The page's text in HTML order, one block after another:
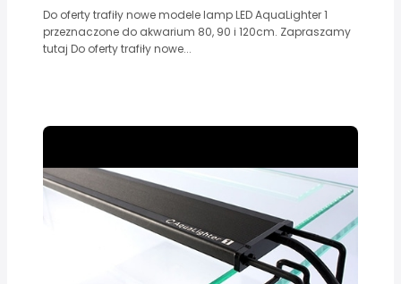
Do oferty trafiły nowe modele lamp LED AquaLighter 1
przeznaczone do akwarium 80, 90 i 120cm. Zapraszamy
tutaj Do oferty trafiły nowe...